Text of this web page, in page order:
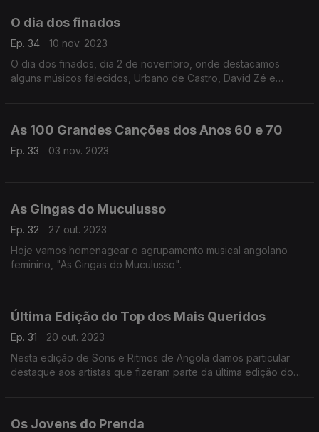
O dia dos finados
Ep. 34
10 nov. 2023
O dia dos finados, dia 2 de novembro, onde destacamos
alguns músicos falecidos, Urbano de Castro, David Zé e
As 100 Grandes Canções dos Anos 60 e 70
Ep. 33 03 nov. 2023
As Gingas do Muculusso
Ep. 32
27 out. 2023
Hoje vamos homenagear o agrupamento musical angolano
feminino, "As Gingas do Muculusso".
Última Edição do Top dos Mais Queridos
Ep. 31
20 out. 2023
Nesta edição de Sons e Ritmos de Angola damos particular
destaque aos artistas que fizeram parte da última edição do
Os Jovens do Prenda